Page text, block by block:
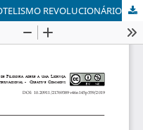
REVOLUCIONÁRIO?